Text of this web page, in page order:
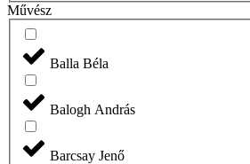
Művész
Balla Béla
Balogh András
Barcsay Jenő